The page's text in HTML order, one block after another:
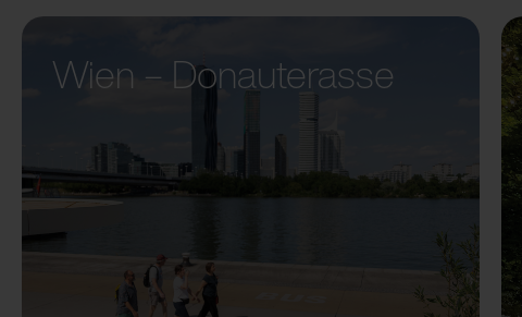
Wien – Donauterasse